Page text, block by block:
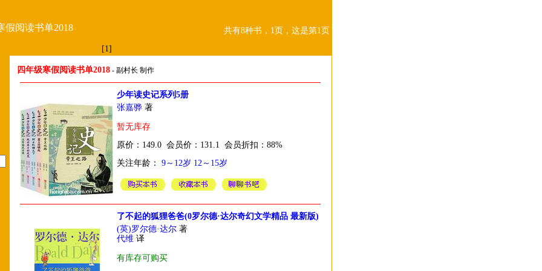
假阅读书单2018
共有8种书，1页，这是第1页
[1]
四年级寒假阅读书单2018 - 副村长 制作
少年读史记系列5册
张嘉骅 著
暂无库存
原价：149.0 会员价：131.1 会员折扣：88%
关注年龄： 9～12岁 12～15岁
了不起的狐狸爸爸(0罗尔德·达尔奇幻文学精品 最新版)
(英)罗尔德·达尔 著
代维 译
有库存可购买